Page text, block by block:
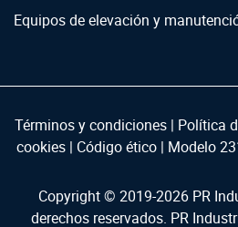
Equipos de elevación y
Términos y condiciones| Política
cookies| Código ético| Modelo
Copyright © 2019-2026PR
derechos reservados. PR